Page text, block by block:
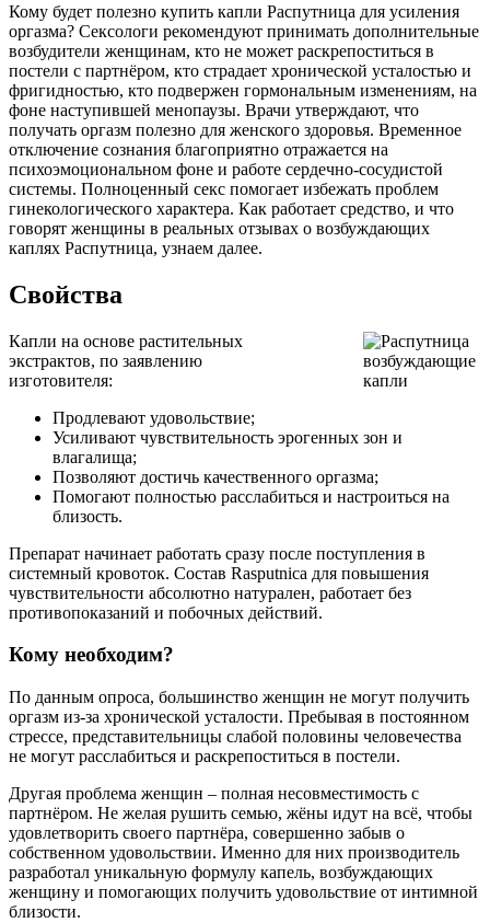
Кому будет полезно купить капли Распутница для усиления
оргазма? Сексологи рекомендуют принимать дополнительные
возбудители женщинам, кто не может раскрепоститься в
постели с партнёром, кто страдает хронической усталостью и
фригидностью, кто подвержен гормональным изменениям, на
фоне наступившей менопаузы. Врачи утверждают, что
получать оргазм полезно для женского здоровья. Временное
отключение сознания благоприятно отражается на
психоэмоциональном фоне и работе сердечно-сосудистой
системы. Полноценный секс помогает избежать проблем
гинекологического характера. Как работает средство, и что
говорят женщины в реальных отзывах о возбуждающих
каплях Распутница, узнаем далее.
Свойства
Капли на основе растительных
экстрактов, по заявлению
изготовителя:
Продлевают удовольствие;
Усиливают чувствительность эрогенных зон и
влагалища;
Позволяют достичь качественного оргазма;
Помогают полностью расслабиться и настроиться на
близость.
Препарат начинает работать сразу после поступления в
системный кровоток. Состав Rasputnica для повышения
чувствительности абсолютно натурален, работает без
противопоказаний и побочных действий.
Кому необходим?
По данным опроса, большинство женщин не могут получить
оргазм из-за хронической усталости. Пребывая в постоянном
стрессе, представительницы слабой половины человечества
не могут расслабиться и раскрепоститься в постели.
Другая проблема женщин – полная несовместимость с
партнёром. Не желая рушить семью, жёны идут на всё, чтобы
удовлетворить своего партнёра, совершенно забыв о
собственном удовольствии. Именно для них производитель
разработал уникальную формулу капель, возбуждающих
женщину и помогающих получить удовольствие от интимной
близости.